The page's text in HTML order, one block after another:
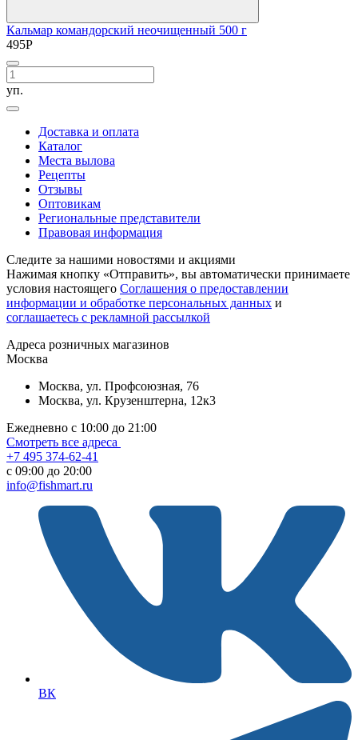
Кальмар командорский неочищенный 500 г
495Р
уп.
Доставка и оплата
Каталог
Места вылова
Рецепты
Отзывы
Оптовикам
Региональные представители
Правовая информация
Следите за нашими новостями и акциями
Нажимая кнопку «Отправить», вы автоматически принимаете
условия настоящего Cоглашения о предоставлении
информации и обработке персональных данных и
соглашаетесь с рекламной рассылкой
Aдреса розничных магазинов
Москва
Москва, ул. Профсоюзная, 76
Москва, ул. Крузенштерна, 12к3
Ежедневно с 10:00 до 21:00
Смотреть все адреса
+7 495 374-62-41
c 09:00 до 20:00
info@fishmart.ru
ВК